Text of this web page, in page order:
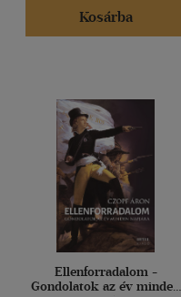
Kosárba
Ellenforradalom -
Gondolatok az év minden